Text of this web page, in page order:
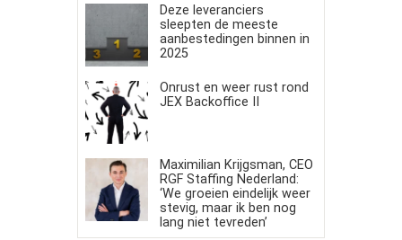
Deze leveranciers
sleepten de meeste
aanbestedingen binnen in
2025
Onrust en weer rust rond
JEX Backoffice II
Maximilian Krijgsman, CEO
RGF Staffing Nederland:
‘We groeien eindelijk weer
stevig, maar ik ben nog
lang niet tevreden’